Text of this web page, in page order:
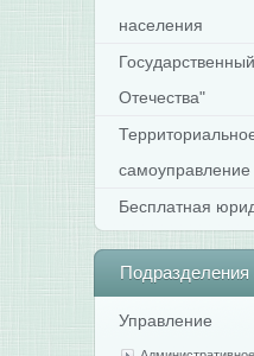
населения
Отечества"
Бесплатная
Подразделения
Управление